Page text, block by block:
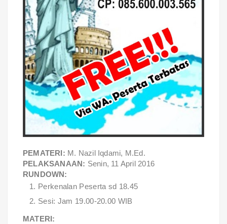
PEMATERI: M. Nazil Iqdami, M.Ed.
PELAKSANAAN: Senin, 11 April 2016
RUNDOWN:
Perkenalan Peserta sd 18.45
Sesi: Jam 19.00-20.00 WIB
MATERI: